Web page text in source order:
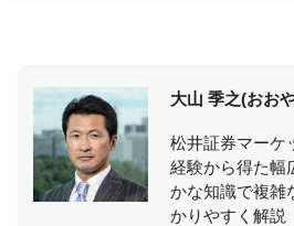
大山 季之(おお
松井証券マーケ
経験から得た幅
かな知識で複雑
かりやすく解説